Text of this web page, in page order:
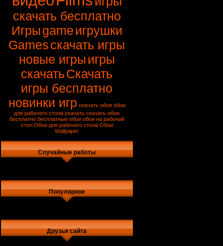
скачать бесплатно
Игрыgameигрушки
Gamesскачать игры
новые игрыигры
скачатьСкачать
игры бесплатно
новинки игр скачать обои обои
для рабочего стола скачать скачать обои
бесплатно бесплатные обои обои на рабочий
стол Обои для рабочего стола Обои
Wallpaper
Случайные работы
Популярное
Друзья сайта